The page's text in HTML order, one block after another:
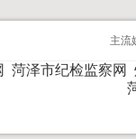
主流
菏泽市纪检监察网